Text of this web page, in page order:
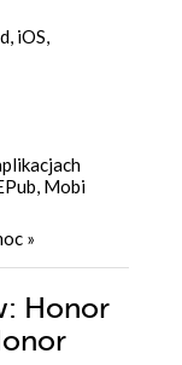
iOS,
Mobi
»
Honor